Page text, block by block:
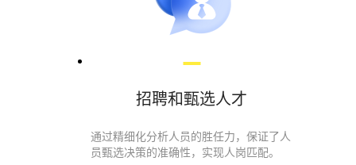
招聘和甄选人才
通过精细化分析人员的胜任力，保证了人
员甄选决策的准确性，实现人岗匹配。